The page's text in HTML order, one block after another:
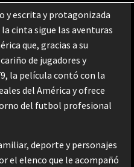
y escrita y protagonizada
la cinta sigue las aventuras
que, gracias a su
de jugadores y
la película contó con la
del América y ofrece
del futbol profesional
deporte y personajes
el elenco que le acompañó